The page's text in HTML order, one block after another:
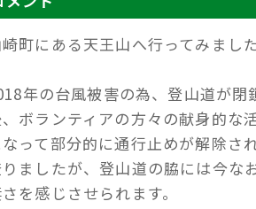
町にある天王山へ行ってみました
年の台風被害の為、登山道が
ボランティアの方々の献身的な
って部分的に通行止めが解除さ
ましたが、登山道の脇には今な
を感じさせられます。